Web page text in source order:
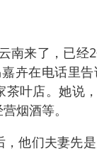
南来了，已
卉在电话里
茶叶店。她说
烟酒等。
他们夫妻先